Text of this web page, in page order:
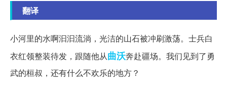
翻译
小河里的水啊汩汩流淌，光洁的山石被冲刷激荡。士兵白
衣红领整装待发，跟随他从曲沃奔赴疆场。我们见到了勇
武的桓叔，还有什么不欢乐的地方？